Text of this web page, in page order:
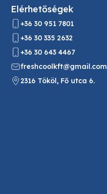
Elérhetőségek
+36 30 951 7801
+36 30 335 2632
+36 30 643 4467
freshcoolkft@gmail.com
2316 Tököl, Fő utca 6.